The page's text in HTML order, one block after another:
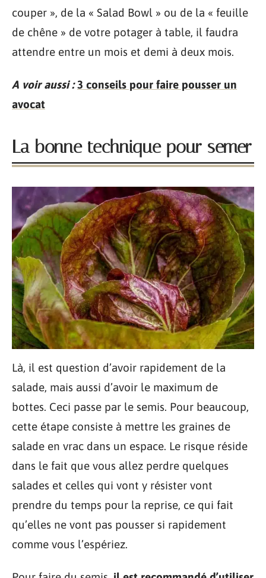
couper », de la « Salad Bowl » ou de la « feuille
de chêne » de votre potager à table, il faudra
attendre entre un mois et demi à deux mois.
A voir aussi : 3 conseils pour faire pousser un
avocat
La bonne technique pour semer
Là, il est question d’avoir rapidement de la
salade, mais aussi d’avoir le maximum de
bottes. Ceci passe par le semis. Pour beaucoup,
cette étape consiste à mettre les graines de
salade en vrac dans un espace. Le risque réside
dans le fait que vous allez perdre quelques
salades et celles qui vont y résister vont
prendre du temps pour la reprise, ce qui fait
qu’elles ne vont pas pousser si rapidement
comme vous l’espériez.